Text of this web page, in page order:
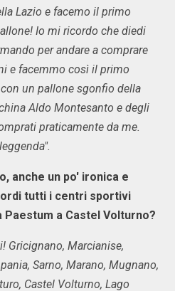
Lazio e facemo il primo
Io mi ricordo che diedi
per andare a comprare
e facemmo così il primo
un pallone sgonfio della
Aldo Montesanto e degli
praticamente da me.
anche un po' ironica e
tutti i centri sportivi
a Castel Volturno?
Gricignano, Marcianise,
Sarno, Marano, Mugnano,
Castel Volturno, Lago